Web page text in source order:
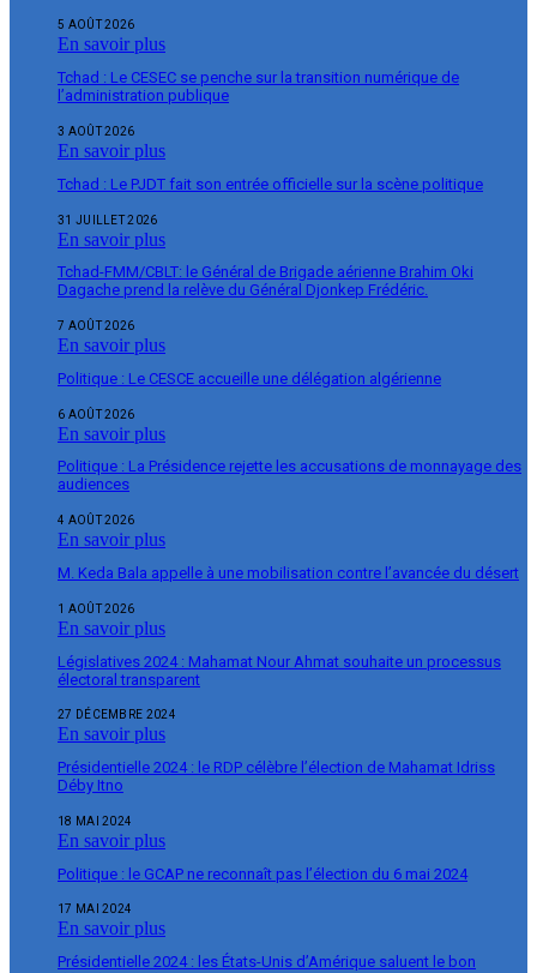
5 AOÛT 2026
En savoir plus
Tchad : Le CESEC se penche sur la transition numérique de
l’administration publique
3 AOÛT 2026
En savoir plus
Tchad : Le PJDT fait son entrée officielle sur la scène politique
31 JUILLET 2026
En savoir plus
Tchad-FMM/CBLT: le Général de Brigade aérienne Brahim Oki
Dagache prend la relève du Général Djonkep Frédéric.
7 AOÛT 2026
En savoir plus
Politique : Le CESCE accueille une délégation algérienne
6 AOÛT 2026
En savoir plus
Politique : La Présidence rejette les accusations de monnayage des
audiences
4 AOÛT 2026
En savoir plus
M. Keda Bala appelle à une mobilisation contre l’avancée du désert
1 AOÛT 2026
En savoir plus
Législatives 2024 : Mahamat Nour Ahmat souhaite un processus
électoral transparent
27 DÉCEMBRE 2024
En savoir plus
Présidentielle 2024 : le RDP célèbre l’élection de Mahamat Idriss
Déby Itno
18 MAI 2024
En savoir plus
Politique : le GCAP ne reconnaît pas l’élection du 6 mai 2024
17 MAI 2024
En savoir plus
Présidentielle 2024 : les États-Unis d’Amérique saluent le bon